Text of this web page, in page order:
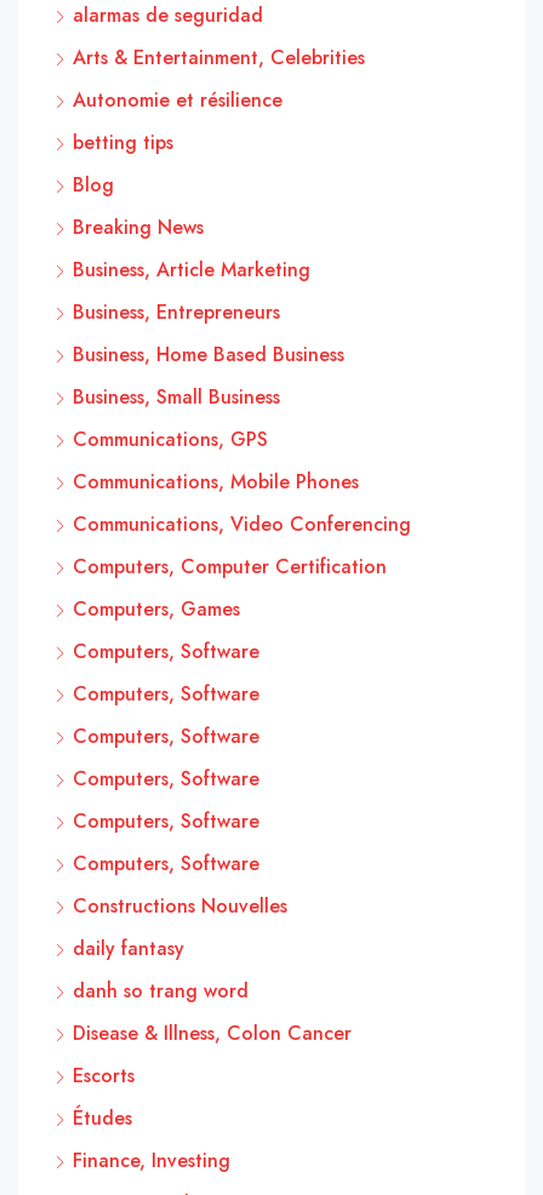
alarmas de seguridad
Arts & Entertainment, Celebrities
Autonomie et résilience
betting tips
Blog
Breaking News
Business, Article Marketing
Business, Entrepreneurs
Business, Home Based Business
Business, Small Business
Communications, GPS
Communications, Mobile Phones
Communications, Video Conferencing
Computers, Computer Certification
Computers, Games
Computers, Software
Computers, Software
Computers, Software
Computers, Software
Computers, Software
Computers, Software
Constructions Nouvelles
daily fantasy
danh so trang word
Disease & Illness, Colon Cancer
Escorts
Études
Finance, Investing